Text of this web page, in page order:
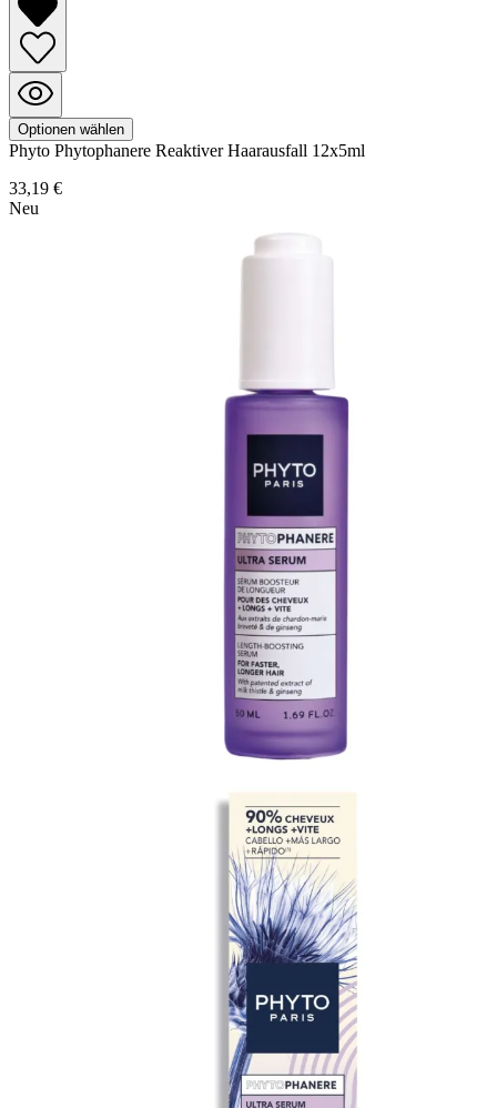
Optionen wählen
Phyto Phytophanere Reaktiver Haarausfall 12x5ml
33,19 €
Neu